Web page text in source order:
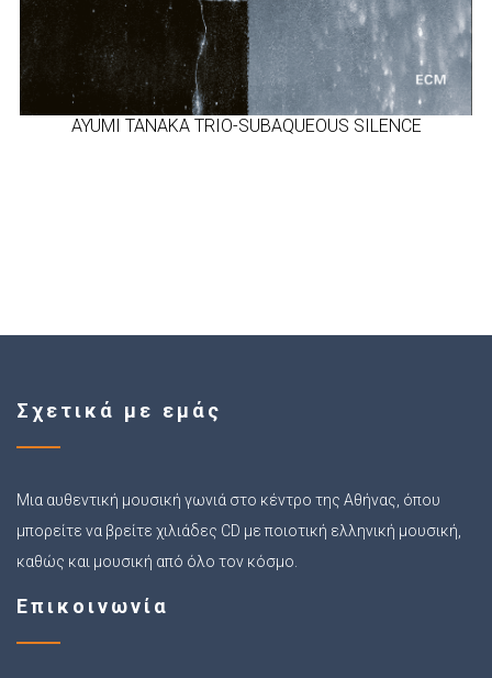
AYUMI TANAKA TRIO-SUBAQUEOUS SILENCE
Σχετικά με εμάς
Μια αυθεντική μουσική γωνιά στο κέντρο της Αθήνας, όπου
μπορείτε να βρείτε χιλιάδες CD με ποιοτική ελληνική μουσική,
καθώς και μουσική από όλο τον κόσμο.
Επικοινωνία